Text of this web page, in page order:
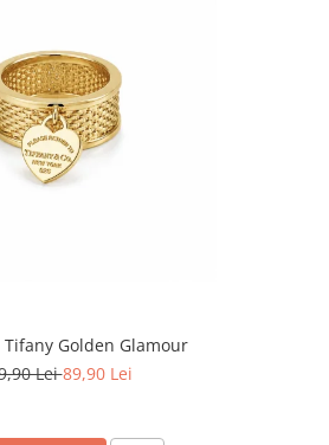
Golden Glamour
Lei89,90 Lei